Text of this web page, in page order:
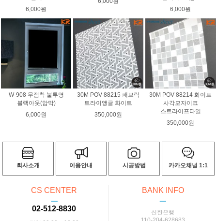
6,000원
6,000원
W-908 무점착 불투명
블랙아웃(암막)
6,000원
30M POV-88215 패브릭
트라이앵글 화이트
350,000원
30M POV-88214 화이트
사각모자이크
스트라이프타일
350,000원
회사소개 이용안내 시공방법 카카오채널 1:1
CS CENTER
ㅡ
02-512-8830
BANK INFO
ㅡ
신한은행